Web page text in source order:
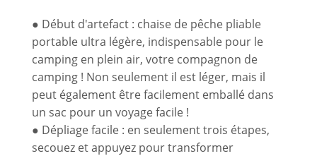
● Début d'artefact : chaise de pêche pliable
portable ultra légère, indispensable pour le
camping en plein air, votre compagnon de
camping ! Non seulement il est léger, mais il
peut également être facilement emballé dans
un sac pour un voyage facile !
● Dépliage facile : en seulement trois étapes,
secouez et appuyez pour transformer